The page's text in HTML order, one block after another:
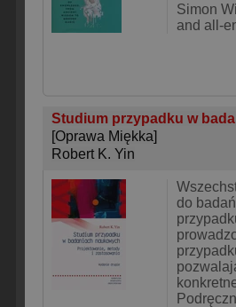
Simon
and all-
Studium przypadku w
[Oprawa Miękka]
Robert K. Yin
do